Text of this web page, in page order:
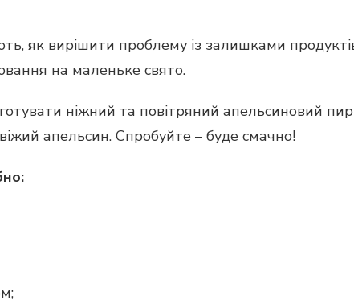
як вирішити проблему із залишками
на маленьке свято.
ніжний та повітряний апельсиновий
апельсин. Спробуйте – буде смачно!